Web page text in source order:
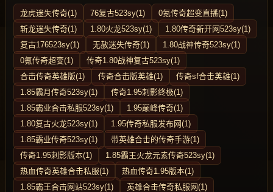
龙虎迷失传奇(1) 76复古523sy(1)
0氪传奇超变直播(1)
斩龙迷失传奇(1)
1.80火龙523sy(1)
1.80传奇新开网523sy(1)
复古176523sy(1)
无赦迷失传奇(1)
1.80战神传奇523sy(1)
0氪传奇超变(1)
传奇1.80战神复古523sy(1)
合击传奇英雄版(1)
传奇合击版英雄(1)
传奇sf合击英雄(1)
1.85霸月传奇523sy(1)
传奇1.95刺影终极(1)
1.85霸业合击私服523sy(1)
1.95巅峰传奇(1)
1.80复古火龙523sy(1)
1.95传奇私服发布网(1)
1.85霸业传奇523sy(1)
带英雄合击的传奇手游(1)
传奇1.95刺影版本(1)
1.85霸王火龙元素传奇523sy(1)
热血传奇英雄合击私服(1)
热血传奇1.95版本(1)
1.85霸王合击网站523sy(1)
英雄合击传奇私服网(1)